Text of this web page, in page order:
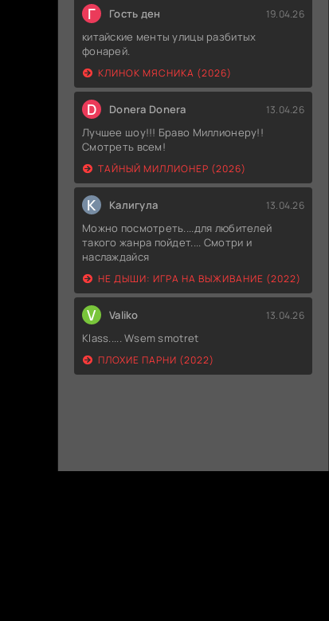
Г Гость ден 19.04.26
китайские менты улицы разбитых
фонарей.
КЛИНОК МЯСНИКА (2026)
D Donera Donera 13.04.26
Лучшее шоу!!! Браво Миллионеру!!
Смотреть всем!
ТАЙНЫЙ МИЛЛИОНЕР (2026)
К Калигула 13.04.26
Можно посмотреть....для любителей
такого жанра пойдет.... Смотри и
наслаждайся
НЕ ДЫШИ: ИГРА НА ВЫЖИВАНИЕ (2022)
V Valiko 13.04.26
Klass..... Wsem smotret
ПЛОХИЕ ПАРНИ (2022)